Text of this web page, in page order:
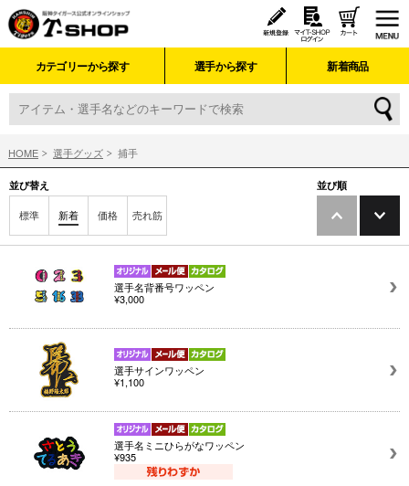
カテゴリーから探す 選手から探す 新着商品
HOME 選手グッズ 捕手
並び替え
標準 新着 価格 売れ筋
並び順
選手名背番号ワッペン
¥3,000
選手サインワッペン
¥1,100
選手名ミニひらがなワッペン
¥935